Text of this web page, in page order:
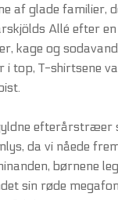
af glade familier,
Allé efter
kage og
i top, T-shirtsene
efterårstræer
da vi nåede
børnene
sin røde